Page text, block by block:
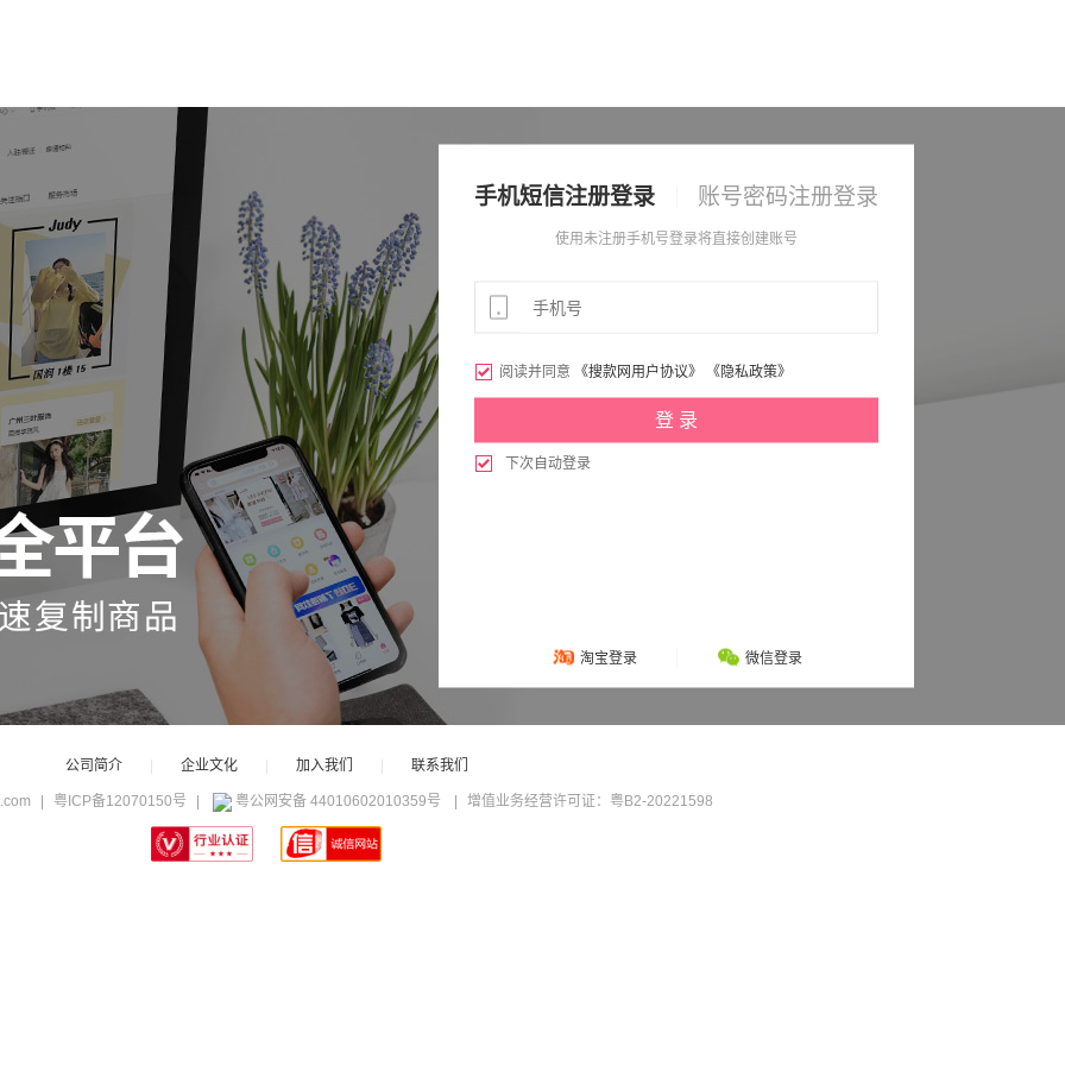
手机短信注册登录 账号密码注册登录
使用未注册手机号登录将直接创建账号
 阅读并同意 《搜款网用户协议》 《隐私政策》
 下次自动登录
淘宝登录 微信登录
公司简介 企业文化 加入我们 联系我们
粤ICP备12070150号 粤公网安备 44010602010359号 增值业务经营许可证：粤B2-20221598